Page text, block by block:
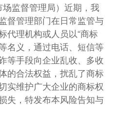
监督管理局）近期，我
督管理部门在日常监管与
代理机构或人员以“商标
名义，通过电话、短信等
等手段向企业乱收、多收
的合法权益，扰乱了商标
实维护广大企业的商标权
失，特发布本风险告知与